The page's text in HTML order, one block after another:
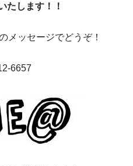
たします！！
メッセージでどうぞ！
6657